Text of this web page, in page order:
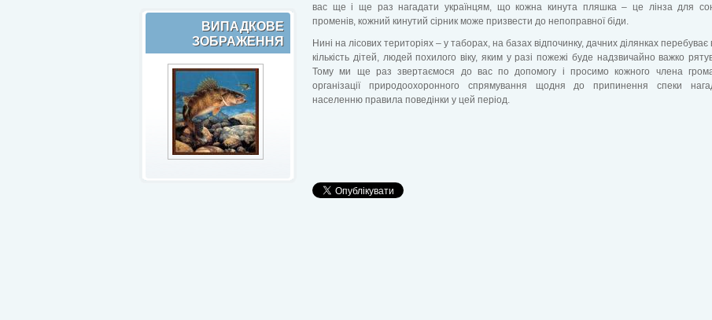
ВИПАДКОВЕ
ЗОБРАЖЕННЯ
вас ще і ще раз нагадати українцям, що кожна кинута пляшка – це лінза для
променів, кожний кинутий сірник може призвести до непоправної біди.
Нині на лісових територіях – у таборах, на базах відпочинку, дачних ділянках перебуває
кількість дітей, людей похилого віку, яким у разі пожежі буде надзвичайно важко
Тому ми ще раз звертаємося до вас по допомогу і просимо кожного члена
організації природоохоронного спрямування щодня до припинення спеки
населенню правила поведінки у цей період.